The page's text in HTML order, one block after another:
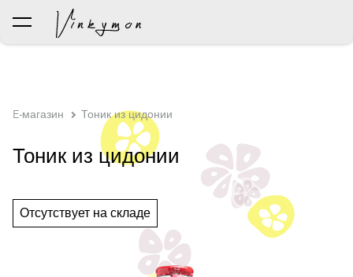
был добавлен в корзину.
E-магазин Тоник из цидонии
Тоник из цидонии
Отсутствует на складе